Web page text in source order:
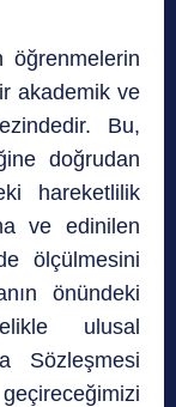
öğrenmelerin
akademik ve
Bu,
doğrudan
hareketlilik
ve edinilen
ölçülmesini
önündeki
ulusal
Sözleşmesi